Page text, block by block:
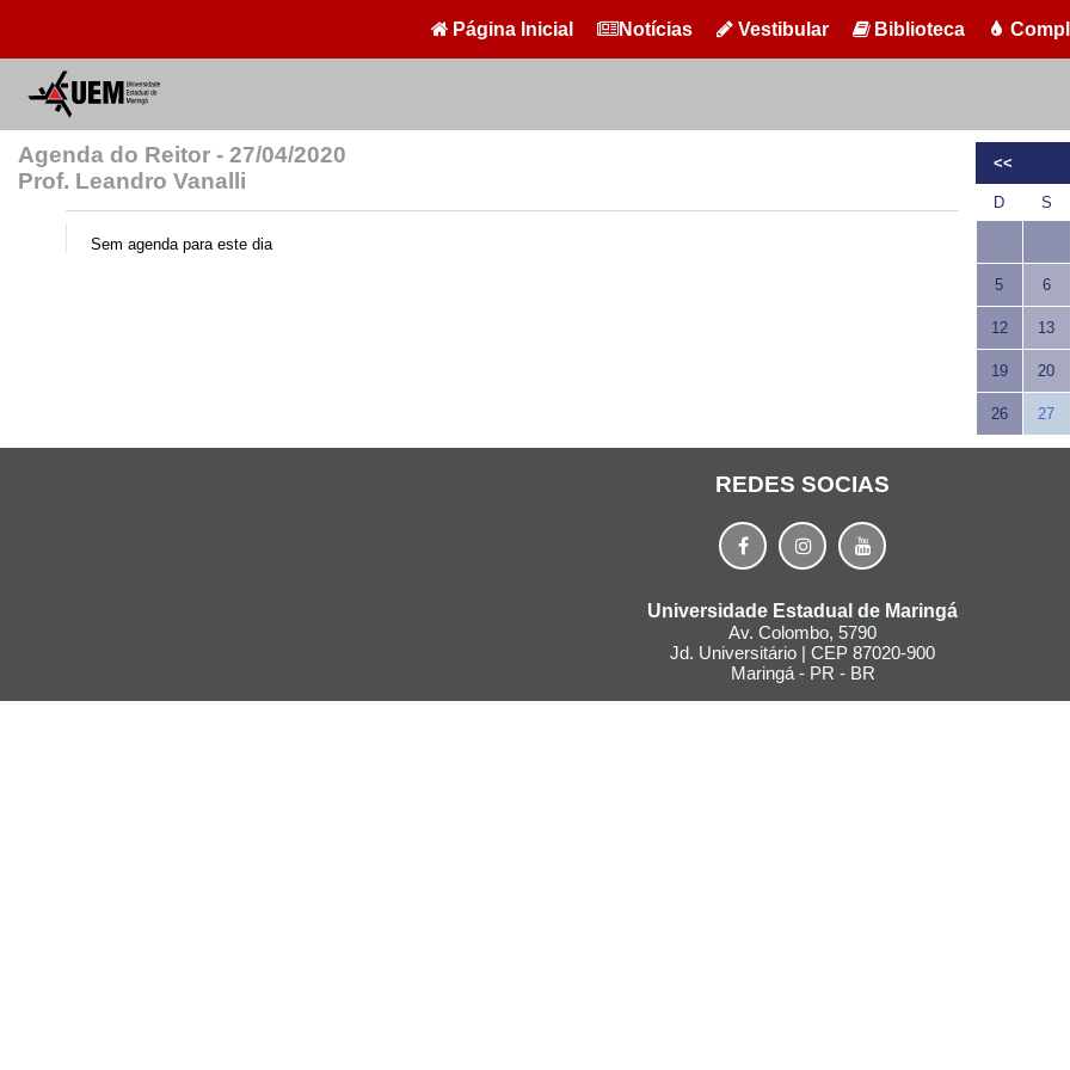
Página Inicial Notícias Vestibular Biblioteca
Agenda do Reitor - 27/04/2020
Prof. Leandro Vanalli
Sem agenda para este dia
<<
D S
5 6
12 13
19 20
26 27
REDES SOCIAS
Universidade Estadual de Maringá
Av. Colombo, 5790
Jd. Universitário | CEP 87020-900
Maringá - PR - BR